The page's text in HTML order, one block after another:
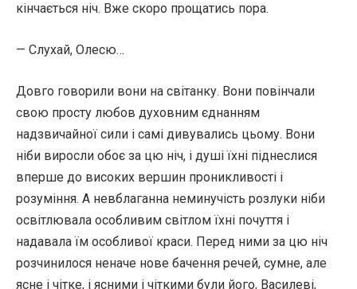
кінчається ніч. Вже скоро прощатись пора.
— Слухай, Олесю…
Довго говорили вони на світанку. Вони повінчали
свою просту любов духовним єднанням
надзвичайної сили і самі дивувались цьому. Вони
ніби виросли обоє за цю ніч, і душі їхні піднеслися
вперше до високих вершин проникливості і
розуміння. А невблаганна неминучість розлуки ніби
освітлювала особливим світлом їхні почуття і
надавала їм особливої краси. Перед ними за цю ніч
розчинилося неначе нове бачення речей, сумне, але
ясне і чітке, і ясними і чіткими були його, Василеві,